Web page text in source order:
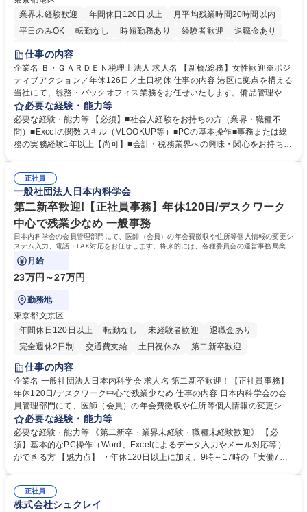
業界未経験歓迎
年間休日120日以上
月平均残業時間20時間以内
平日のみOK
転勤なし 時短勤務あり 経験者歓迎
退職金あり
賞与あり
完全週休2日制
服装自由
仕事の内容
企業名 Ｂ・ＧＡＲＤＥＮ税理士法人 求人名 【新橋/総務】女性歓迎※ポジ
ティブアクション／年休126日／土日祝休 仕事の内容 港区に拠点を構える
当社にて、総務・バックオフィス業務をお任せいたします。備品管理や来
客対応から、経理サポート、社会保険手続き、さらには新たなシステム導
入の検討まで、幅広く組織を支える役割です。 ■備品発注・在庫管理、郵
送物対応、電話・来客対応 ■金融機関への外出業務（入出金管理補助）、
福利厚生・社内イベントの運営管理 ■社内ルールの整備、職場環境の改善
社内新システムの導入検討・比較検証 募集職種 【新橋/総務】女性歓迎※
ポジティブアクション／年休126日／土日祝休
必要な経験・能力等
必要な経験・能力等 【必須】■社会人経験をお持ちの方（業界・職種不
問）■Excelの関数スキル（VLOOKUP等）■PCの基本操作■事務または総
務の実務経験1年以上【尚可】■会計・税務業界への興味・関心をお持ちの
ィブアクション 学歴・資格 学歴：大学院 大学 高専 短大 専修学校 高校 語
学力： 資格：
正社員
一般社団法人日本内科学会
第二新卒歓迎!【正社員事務】年休120日/デスクワーク
中心で残業少なめ 一般事務
日本内科学会の会員管理部門にて、医師（会員）の年会費徴収や住所等個人情報の変更シ
ステム入力、電話・FAX対応をお任せします。将来的には、各種委員会の運営事務局業務
などにも幅広く携わっていただきます。
月給
23万円～27万円
勤務地
東京都文京区
年間休日120日以上
転勤なし 未経験者歓迎
退職金あり
完全週休2日制
交通費支給 土日祝休み 第二新卒歓迎
仕事の内容
企業名 一般社団法人日本内科学会 求人名 第二新卒歓迎！【正社員事務】
年休120日/デスクワーク中心で残業少なめ 仕事の内容 日本内科学会の会
員管理部門にて、医師（会員）の年会費徴収や住所等個人情報の変更シス
テム入力、電話・FAX対応をお任せします。将来的には、各種委員会の運
営事務局業務などにも幅広く携わっていただきます。 【会員管理・データ
入力業務】 ・医師（会員）の住所変更、個人情報のシステム登録・更新
・年会費の徴収管理や入金データの照合確認 【問い合わせ対応】 ・会員
年休120日/デスクワーク中心で残業少なめ
必要な経験・能力等
必要な経験・能力等 《第二新卒・業界未経験・職種未経験歓迎》 【必
須】基本的なPC操作（Word、Excelによるデータ入力やメール対応等）
ができる方 【魅力点】 ・年休120日以上に加え、9時～17時の「実働7時
整、資料作成、当日の運営サポート 学歴・資格 学歴：大学院 大学 語学
力： 資格：
正社員
株式会社シュクレイ